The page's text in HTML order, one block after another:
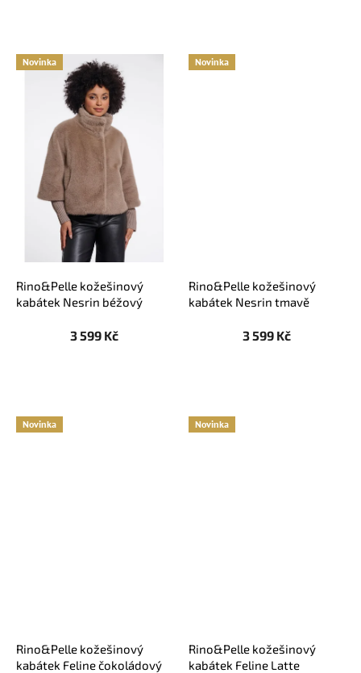
Novinka
Rino&Pelle kožešinový
kabátek Nesrin béžový
3 599 Kč
Novinka
Rino&Pelle kožešinový
kabátek Nesrin tmavě
3 599 Kč
Novinka
Rino&Pelle kožešinový
kabátek Feline čokoládový
Novinka
Rino&Pelle kožešinový
kabátek Feline Latte